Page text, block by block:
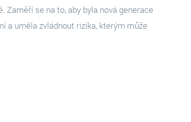
se na to, aby byla nová generace
a uměla zvládnout rizika, kterým může